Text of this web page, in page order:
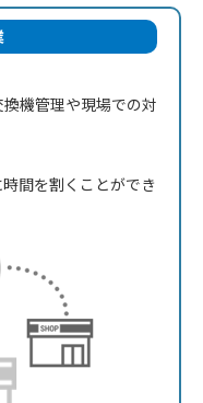
換機管理や現場での対
時間を割くことができ